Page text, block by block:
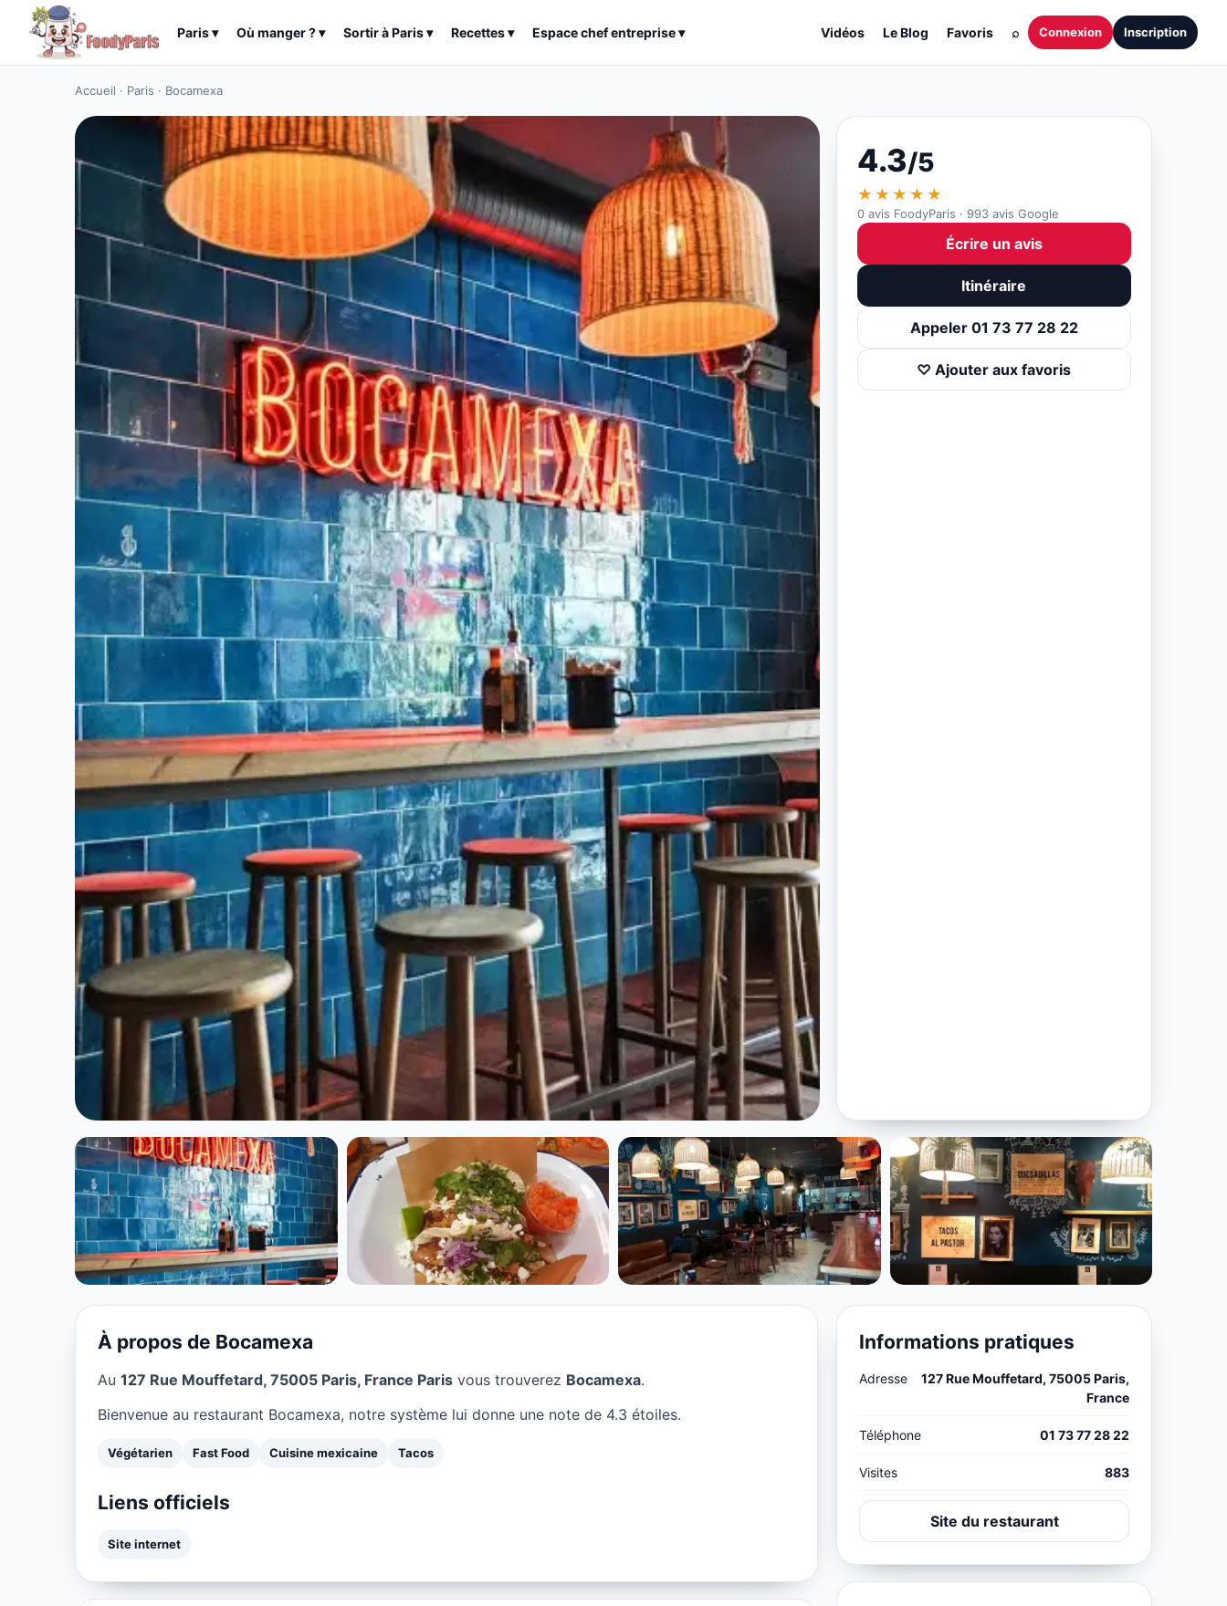
Paris▾ Où manger ?▾ Sortir àParis▾ Recettes▾ Espace chef entreprise▾ Vidéos Le Blog Favoris ⌕ Connexion Inscription
Accueil · Paris · Bocamexa
VÉGÉTARIEN
Bocamexa à Paris
★ 4.3/5
4.3/5
★★★★★
0 avis FoodyParis · 993 avis Google
Écrire un avis
Itinéraire
Appeler 01 73 77 28 22
♡ Ajouter aux favoris
À propos de Bocamexa
Au 127 Rue Mouffetard, 75005 Paris, France Paris vous trouverez Bocamexa.
Bienvenue au restaurant Bocamexa, notre système lui donne une note de 4.3 étoiles.
Végétarien Fast Food Cuisine mexicaine Tacos
Liens officiels
Site internet
Informations pratiques
Adresse
127 Rue Mouffetard, 75005 Paris,
France
Téléphone 01 73 77 28 22
Visites 883
Site du restaurant